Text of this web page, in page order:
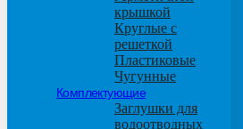
крышкой
Круглые с
решеткой
Пластиковые
Чугунные
Комплектующие
Заглушки для
водоотводных